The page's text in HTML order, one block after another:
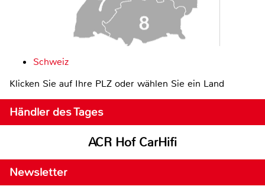
Schweiz
Klicken Sie auf Ihre PLZ oder wählen Sie ein Land
Händler des Tages
ACR Hof CarHifi
Newsletter